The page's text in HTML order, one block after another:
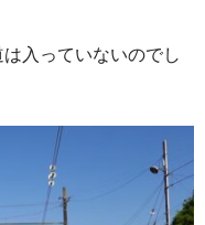
入っていないのでし